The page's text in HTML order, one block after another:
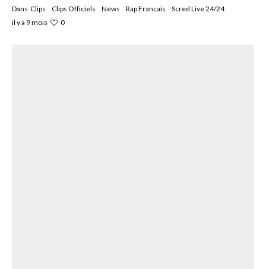
Dans Clips Clips Officiels News Rap Francais
Scred Live 24/24
il y a 9 mois
0